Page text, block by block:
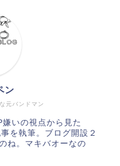
元バンドマン
ン
いの視点から見た
を執筆。ブログ開設２
ね。マキバオーなの